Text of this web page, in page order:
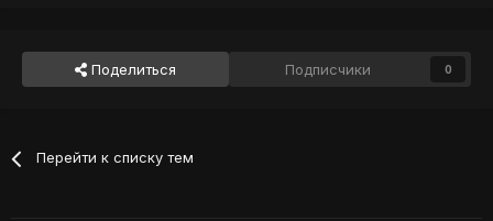
Поделиться Подписчики 0
Перейти к списку тем